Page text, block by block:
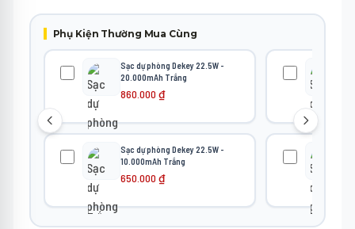
Phụ Kiện Thường Mua Cùng
Sạc dự phòng Dekey 22.5W -
20.000mAh Trắng
860.000 ₫
Sạc dự phòng Dekey 22.5W -
10.000mAh Trắng
650.000 ₫